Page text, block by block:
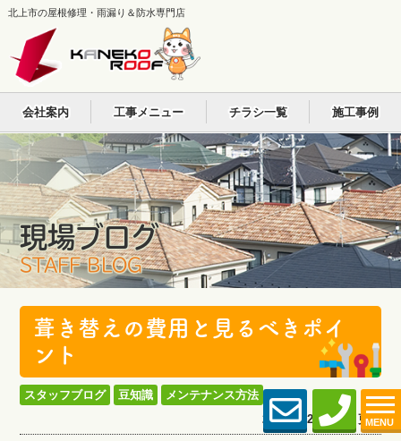
北上市の屋根修理・雨漏り＆防水専門店
MENU
会社案内 工事メニュー チラシ一覧 施工事例
現場ブログ
STAFF BLOG
葺き替えの費用と見るべきポイ
ント
スタッフブログ 豆知識
メンテナンス方法
2024.08.26 (Mon) 更新